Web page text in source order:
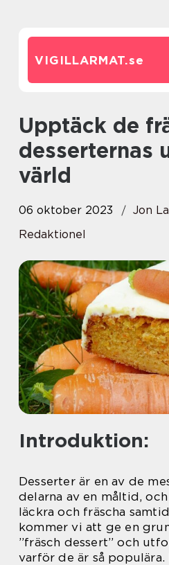
VIGILLARMAT.se
Upptäck de fräscha
desserternas
värld
06 oktober 2023
Jon
Redaktionel
Introduktion:
Desserter är en av de
delarna av en måltid,
läckra och fräscha
kommer vi att ge en
”fräsch dessert” och
varför de är så